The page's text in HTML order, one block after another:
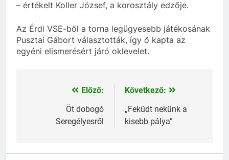
– értékelt Koller József, a korosztály edzője.
Az Érdi VSE-ből a torna legügyesebb játékosának
Pusztai Gábort választották, így ő kapta az
egyéni elismerésért járó oklevelet.
Bejegyzés
navigáció
Előző:
Öt dobogó
Seregélyesről
Következő:
„Feküdt nekünk a
kisebb pálya”